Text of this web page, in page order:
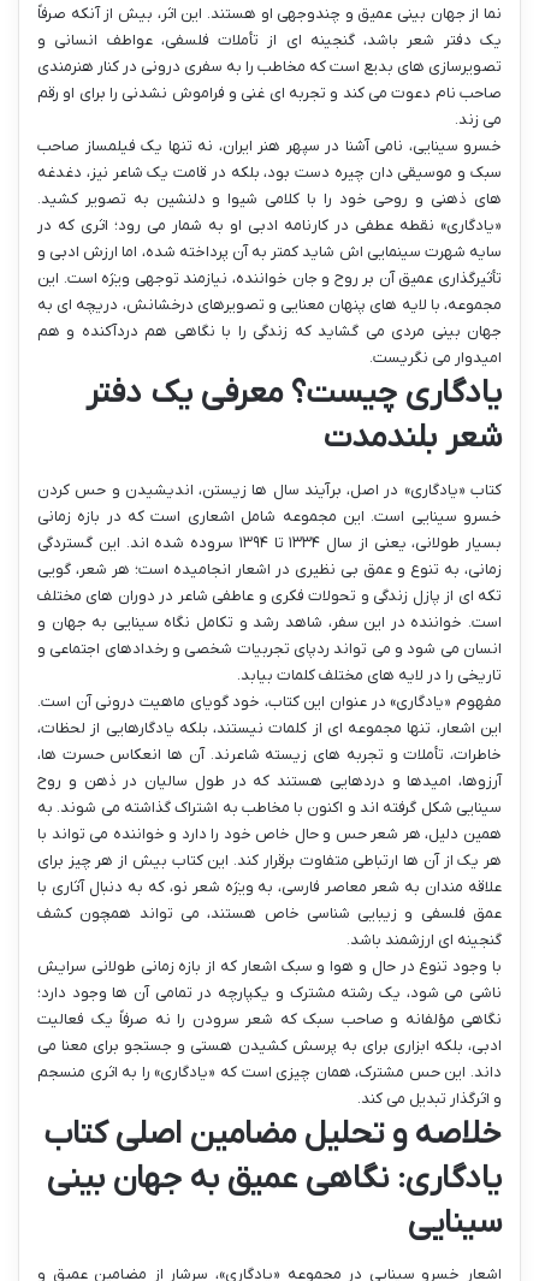
نما از جهان بینی عمیق و چندوجهی او هستند. این اثر، بیش از آنکه صرفاً
یک دفتر شعر باشد، گنجینه ای از تأملات فلسفی، عواطف انسانی و
تصویرسازی های بدیع است که مخاطب را به سفری درونی در کنار هنرمندی
صاحب نام دعوت می کند و تجربه ای غنی و فراموش نشدنی را برای او رقم
می زند.
خسرو سینایی، نامی آشنا در سپهر هنر ایران، نه تنها یک فیلمساز صاحب
سبک و موسیقی دان چیره دست بود، بلکه در قامت یک شاعر نیز، دغدغه
های ذهنی و روحی خود را با کلامی شیوا و دلنشین به تصویر کشید.
«یادگاری» نقطه عطفی در کارنامه ادبی او به شمار می رود؛ اثری که در
سایه شهرت سینمایی اش شاید کمتر به آن پرداخته شده، اما ارزش ادبی و
تأثیرگذاری عمیق آن بر روح و جان خواننده، نیازمند توجهی ویژه است. این
مجموعه، با لایه های پنهان معنایی و تصویرهای درخشانش، دریچه ای به
جهان بینی مردی می گشاید که زندگی را با نگاهی هم دردآکنده و هم
امیدوار می نگریست.
یادگاری چیست؟ معرفی یک دفتر
شعر بلندمدت
کتاب «یادگاری» در اصل، برآیند سال ها زیستن، اندیشیدن و حس کردن
خسرو سینایی است. این مجموعه شامل اشعاری است که در بازه زمانی
بسیار طولانی، یعنی از سال ۱۳۳۴ تا ۱۳۹۴ سروده شده اند. این گستردگی
زمانی، به تنوع و عمق بی نظیری در اشعار انجامیده است؛ هر شعر، گویی
تکه ای از پازل زندگی و تحولات فکری و عاطفی شاعر در دوران های مختلف
است. خواننده در این سفر، شاهد رشد و تکامل نگاه سینایی به جهان و
انسان می شود و می تواند ردپای تجربیات شخصی و رخدادهای اجتماعی و
تاریخی را در لایه های مختلف کلمات بیابد.
مفهوم «یادگاری» در عنوان این کتاب، خود گویای ماهیت درونی آن است.
این اشعار، تنها مجموعه ای از کلمات نیستند، بلکه یادگارهایی از لحظات،
خاطرات، تأملات و تجربه های زیسته شاعرند. آن ها انعکاس حسرت ها،
آرزوها، امیدها و دردهایی هستند که در طول سالیان در ذهن و روح
سینایی شکل گرفته اند و اکنون با مخاطب به اشتراک گذاشته می شوند. به
همین دلیل، هر شعر حس و حال خاص خود را دارد و خواننده می تواند با
هر یک از آن ها ارتباطی متفاوت برقرار کند. این کتاب بیش از هر چیز برای
علاقه مندان به شعر معاصر فارسی، به ویژه شعر نو، که به دنبال آثاری با
عمق فلسفی و زیبایی شناسی خاص هستند، می تواند همچون کشف
گنجینه ای ارزشمند باشد.
با وجود تنوع در حال و هوا و سبک اشعار که از بازه زمانی طولانی سرایش
ناشی می شود، یک رشته مشترک و یکپارچه در تمامی آن ها وجود دارد؛
نگاهی مؤلفانه و صاحب سبک که شعر سرودن را نه صرفاً یک فعالیت
ادبی، بلکه ابزاری برای به پرسش کشیدن هستی و جستجو برای معنا می
داند. این حس مشترک، همان چیزی است که «یادگاری» را به اثری منسجم
و اثرگذار تبدیل می کند.
خلاصه و تحلیل مضامین اصلی کتاب
یادگاری: نگاهی عمیق به جهان بینی
سینایی
اشعار خسرو سینایی در مجموعه «یادگاری»، سرشار از مضامین عمیق و